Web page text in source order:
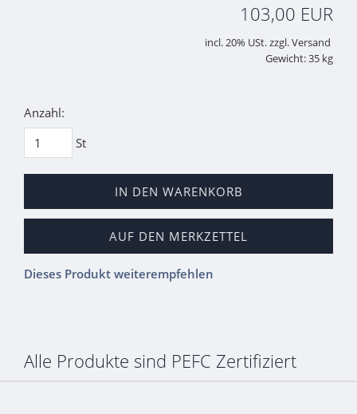
103,00 EUR
incl. 20% USt. zzgl. Versand
Gewicht: 35 kg
Anzahl:
St
IN DEN WARENKORB
AUF DEN MERKZETTEL
Dieses Produkt weiterempfehlen
Alle Produkte sind PEFC Zertifiziert